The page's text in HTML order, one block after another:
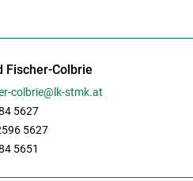
Fischer-Colbrie
colbrie@lk-stmk.at
5627
5627
5651